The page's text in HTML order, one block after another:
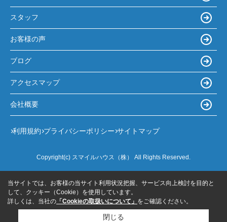
スタッフ
お客様の声
ブログ
アクセスマップ
会社概要
利用規約 プライバシーポリシー サイトマップ
Copyright(c) スマイルハウス（株） All Rights Reserved.
当サイトでは、お客様の当サイト利用状況把握、サービス向上検討を目的と
して、クッキー（Cookie）を使用しています。
詳しくは、当社の 「Cookieの取扱いについて」 をご確認ください。
閉じる